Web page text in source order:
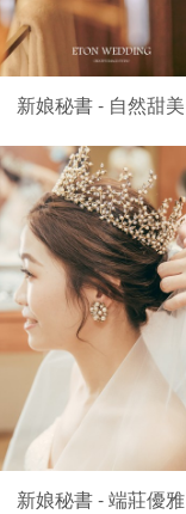
新娘秘書 - 自然甜美
新娘秘書 - 端莊優雅